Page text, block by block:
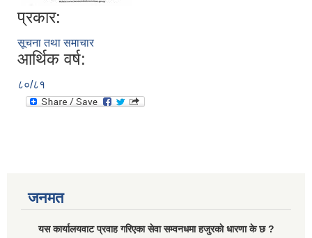
प्रकार:
सूचना तथा समाचार
आर्थिक वर्ष:
८०/८१
जनमत
यस कार्यालयवाट प्रवाह गरिएका सेवा सम्वनधमा हजुरकाे धारणा के छ ?